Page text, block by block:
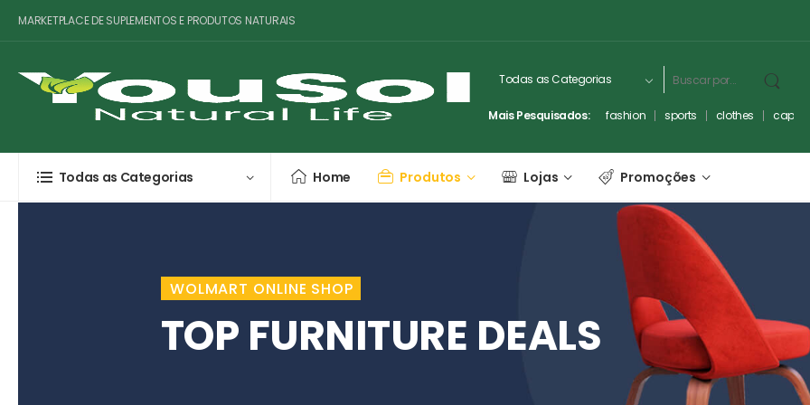
MARKETPLACE DE SUPLEMENTOS E PRODUTOS NATURAIS
Mais Pesquisados: fashion sports clothes
Todas as Categorias Home Produtos Lojas Promoções
WOLMART ONLINE SHOP
TOP FURNITURE DEALS